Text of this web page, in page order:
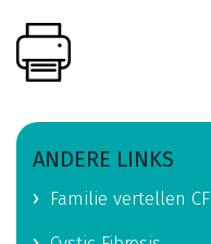
ANDERE LINKS
Familie vertellen CF